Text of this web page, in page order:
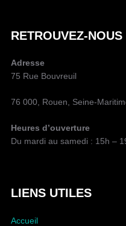
E
A
P
B
I
C
I
O
RETROUVEZ-NOUS
Adresse
75 Rue Bouvreuil
76 000, Rouen, Seine-
Heures d’ouverture
Du mardi au samedi : 15h –
LIENS UTILES
Accueil